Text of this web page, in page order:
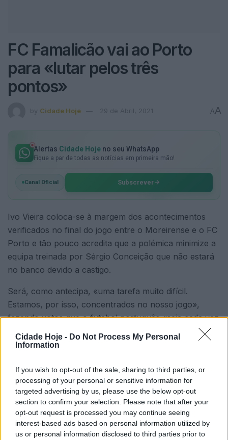
Cidade Hoje - Do Not Process My Personal
Information
If you wish to opt-out of the sale, sharing to third parties, or
processing of your personal or sensitive information for
targeted advertising by us, please use the below opt-out
section to confirm your selection. Please note that after your
opt-out request is processed you may continue seeing
interest-based ads based on personal information utilized by
us or personal information disclosed to third parties prior to
FC Famalicão vai ao Porto
para «lutar pelos três
pontos»
by Cidade Hoje 29 de Abril, 2021 AA
Alertas Cidade Hoje no seu WhatsApp
Fique a par de todas as notícias em primeira mão!
Canal Oficial Subscrever
Ivo Vieira coloca-se à margem dos acontecimentos
verificados no final do jogo entre o Moreirense e o FC
Porto e tão pouco acredita que a polémica minimize a
equipa treinada por Sérgio Conceição que não estará
no banco devido a castigo.
Será, como antecipa, «uma tarefa muito difícil.
Estamos, por isso, concentrados no nosso jogo»,
fazendo votos que o futebol português «seja cada vez
O treinador do Famalicão espera, assim, um
adversário forte no jogo desta sexta-feira, no Estádio